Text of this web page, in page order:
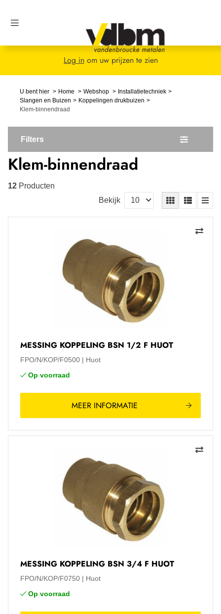
Log inom uw prijzen te zien
U bent hier Home Webshop
Installatietechniek
Slangen en Buizen
Koppelingen drukbuizen
Klem-binnendraad
Filters
Klem-binnendraad
12 Producten
Bekijk
MESSING KOPPELING BSN 1/2 F HUOT
FPO/N/KOP/F0500
Huot
Op voorraad
MEER INFORMATIE
MESSING KOPPELING BSN 3/4 F HUOT
FPO/N/KOP/F0750
Huot
Op voorraad